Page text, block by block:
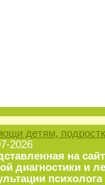
детям,
2026
на
диагностики и